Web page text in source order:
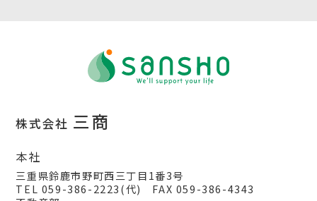
株式会社 三商
本社
三重県鈴鹿市野町西三丁目1番3号
TEL 059-386-2223(代) FAX 059-386-4343